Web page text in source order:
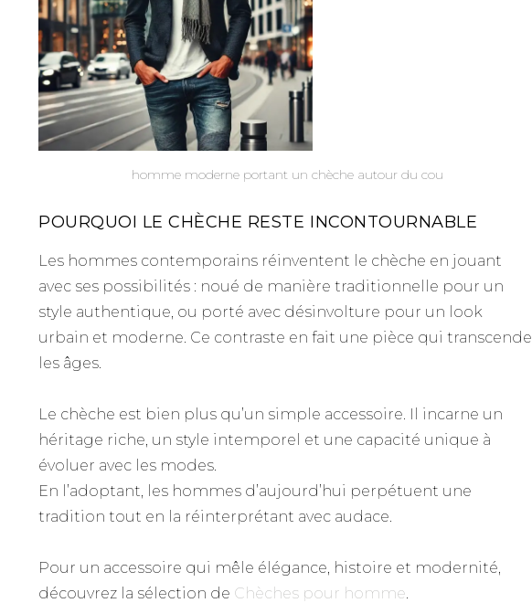
homme moderne portant un chèche autour du cou
POURQUOI LE CHÈCHE RESTE INCONTOURNABLE
Les hommes contemporains réinventent le chèche en jouant
avec ses possibilités : noué de manière traditionnelle pour un
style authentique, ou porté avec désinvolture pour un look
urbain et moderne. Ce contraste en fait une pièce qui transcende
les âges.
Le chèche est bien plus qu’un simple accessoire. Il incarne un
héritage riche, un style intemporel et une capacité unique à
évoluer avec les modes.
En l’adoptant, les hommes d’aujourd’hui perpétuent une
tradition tout en la réinterprétant avec audace.
Pour un accessoire qui mêle élégance, histoire et modernité,
découvrez la sélection de Chèches pour homme.